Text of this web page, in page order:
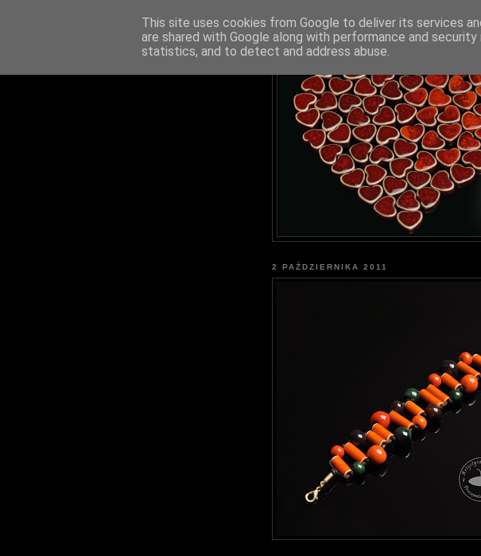
2 PAŹDZIERNIKA 2011
This site uses cookies from Google to deliver its services
are shared with Google along with performance and
statistics, and to detect and address abuse.